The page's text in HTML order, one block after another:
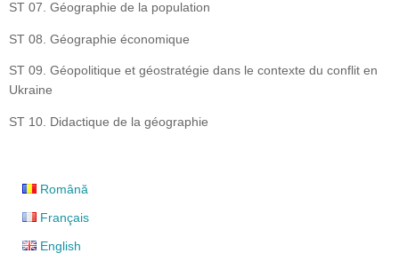
ST 07. Géographie de la population
ST 08. Géographie économique
ST 09. Géopolitique et géostratégie dans le contexte du conflit en
Ukraine
ST 10. Didactique de la géographie
Română
Français
English